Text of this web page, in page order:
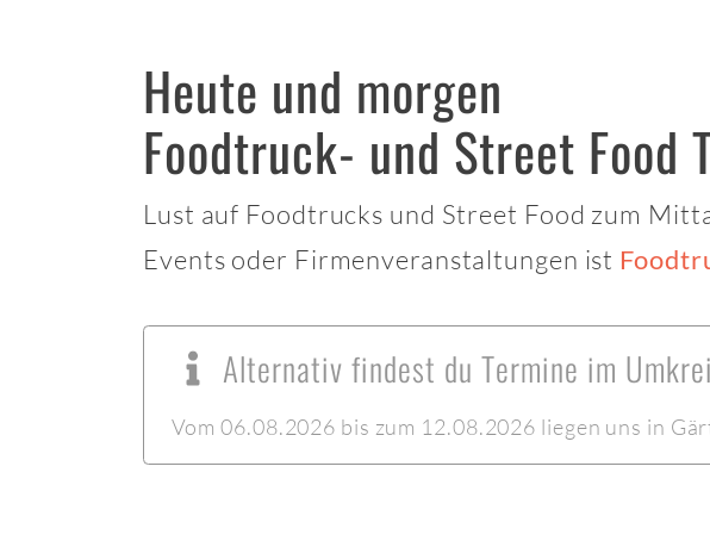
Heute und morgen
Foodtruck- und Street Food
Lust auf Foodtrucks und Street Food zum
Events oder Firmenveranstaltungen ist
Alternativ findest du Termine im
Vom 06.08.2026 bis zum 12.08.2026 liegen uns in